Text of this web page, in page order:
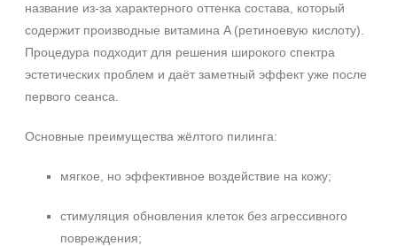
название из‑за характерного оттенка состава, который
содержит производные витамина A (ретиноевую кислоту).
Процедура подходит для решения широкого спектра
эстетических проблем и даёт заметный эффект уже после
первого сеанса.
Основные преимущества жёлтого пилинга:
мягкое, но эффективное воздействие на кожу;
стимуляция обновления клеток без агрессивного
повреждения;